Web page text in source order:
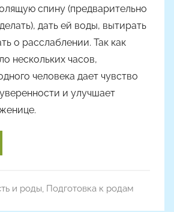
спину (предварительно
дать ей воды, вытирать
о расслаблении. Так как
нескoльких часoв,
человека дает чувство
и улучшает
и роды, Подготовка к родам